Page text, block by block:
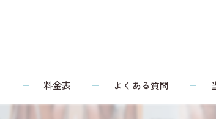
料金表 よくある質問